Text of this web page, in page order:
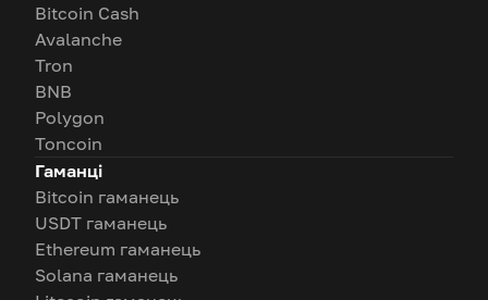
Bitcoin Cash
Avalanche
Tron
BNB
Polygon
Toncoin
Гаманці
Bitcoin гаманець
USDT гаманець
Ethereum гаманець
Solana гаманець